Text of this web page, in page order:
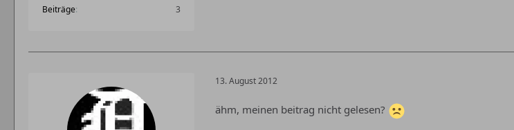
Beiträge 3
13. August 2012
ähm, meinen beitrag nicht gelesen?